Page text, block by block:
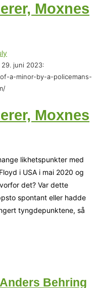
Moxnes
juni 2023:
a-minor-by-a-policemans-
Moxnes
likhetspunkter med
i USA i mai 2020 og
det? Var dette
spontant eller hadde
tyngdepunktene, så
Behring